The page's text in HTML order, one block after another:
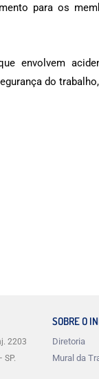
para os
envolvem
do
2203
SP.
SOBRE O
Diretoria
Mural da